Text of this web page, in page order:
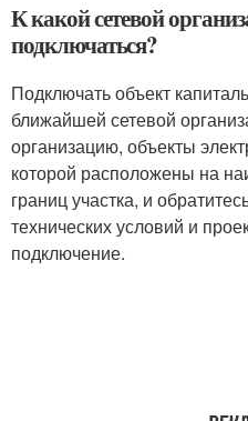
К какой сетевой
подключаться?
Подключать объект
ближайшей сетевой
организацию, объекты
которой расположены на
границ участка, и
технических условий и
подключение.